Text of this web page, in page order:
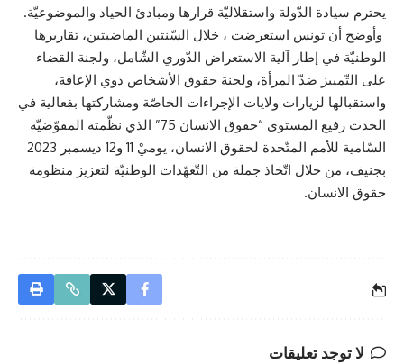
يحترم سيادة الدّولة واستقلاليّة قرارها ومبادئ الحياد والموضوعيّة.
وأوضح أن تونس استعرضت ، خلال السّنتين الماضيتين، تقاريرها
الوطنيّة في إطار آلية الاستعراض الدّوري الشّامل، ولجنة القضاء
على التّمييز ضدّ المرأة، ولجنة حقوق الأشخاص ذوي الإعاقة،
واستقبالها لزيارات ولايات الإجراءات الخاصّة ومشاركتها بفعالية في
الحدث رفيع المستوى “حقوق الانسان 75” الذي نظّمته المفوّضيّة
السّامية للأمم المتّحدة لحقوق الانسان، يوميْ 11 و12 ديسمبر 2023
بجنيف، من خلال اتّخاذ جملة من التّعهّدات الوطنيّة لتعزيز منظومة
حقوق الانسان.
لا توجد تعليقات